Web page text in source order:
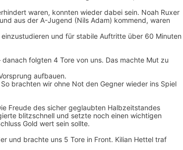
waren, konnten wieder dabei sein. Noah Ruxer
aus der A-Jugend (Nils Adam) kommend, waren
und für stabile Auftritte über 60 Minuten
folgten 4 Tore von uns. Das machte Mut zu
aufbauen.
brachten wir ohne Not den Gegner wieder ins Spiel
Freude des sicher geglaubten Halbzeitstandes
blitzschnell und setzte noch einen wichtigen
Gold wert sein sollte.
und brachte uns 5 Tore in Front. Kilian Hettel traf